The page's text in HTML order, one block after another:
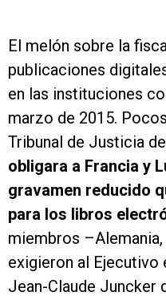
El melón sobre la
publicaciones
en las instituciones
marzo de 2015.
Tribunal de Justicia
obligara a Francia y
gravamen reducido
para los libros
miembros
exigieron al Ejecutivo
Jean-Claude Juncker